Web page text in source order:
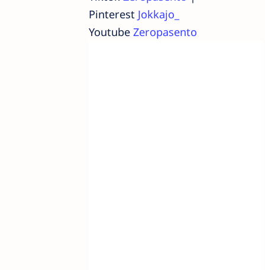
Pinterest Jokkajo_
Youtube Zeropasento